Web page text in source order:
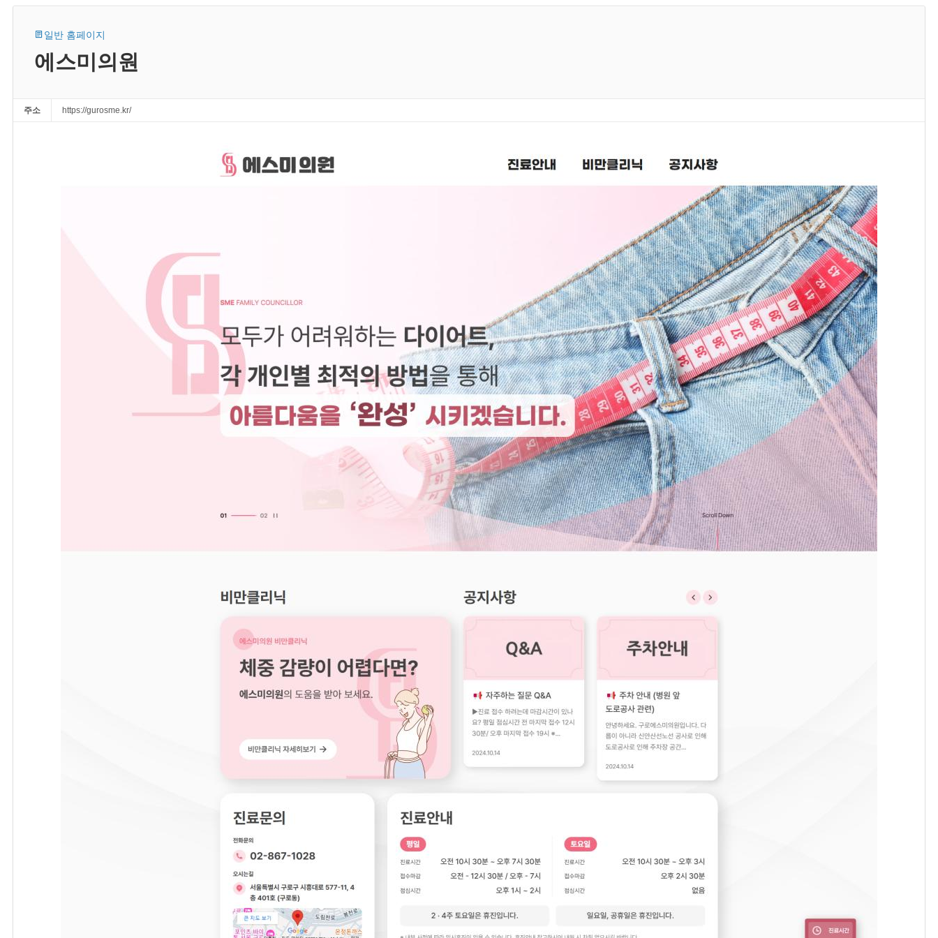
일반 홈페이지
에스미의원
주소 https://gurosme.kr/